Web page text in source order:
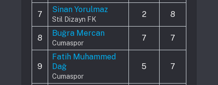
7
Sinan Yorulmaz
Stil Dizayn FK
2 8
8
Buğra Mercan
Cumaspor
7 7
9
Fatih Muhammed
Dağ
Cumaspor
5 7